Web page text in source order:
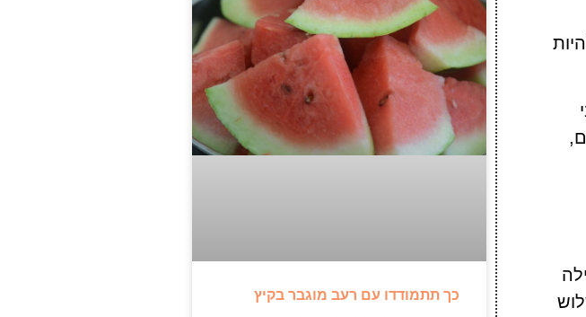
כך תתמודדו עם רעב מוגבר בקיץ